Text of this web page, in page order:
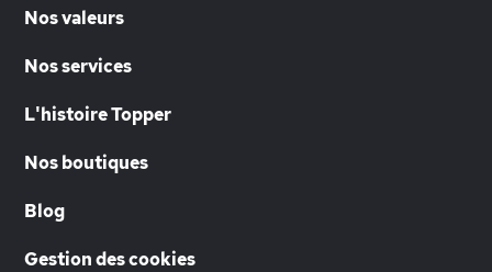
Nos valeurs
Nos services
L'histoire Topper
Nos boutiques
Blog
Gestion des cookies